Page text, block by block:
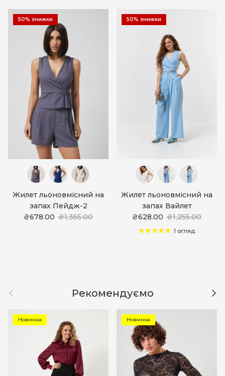
50% знижки
Жилет льоновмісний на
запах Пейдж-2
₴678.00 ₴1,355.00
50% знижки
Жилет льоновмісний на
запах Вайлет
₴628.00 ₴1,255.00
1 огляд
Назад Рекомендуємо
Новинка Новинка